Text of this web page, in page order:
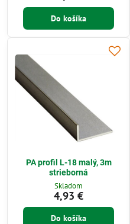
Do košíka
PA profil L-18 malý, 3m
strieborná
Skladom
4,93 €
Do košíka